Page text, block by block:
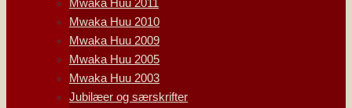
Mwaka Huu 2011
Mwaka Huu 2010
Mwaka Huu 2009
Mwaka Huu 2005
Mwaka Huu 2003
Jubilæer og særskrifter